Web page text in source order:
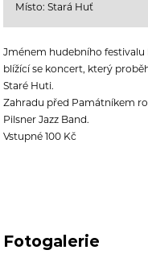
Místo: Stará Huť
Jménem hudebního festivalu
blížící se koncert, který
Staré Huti.
Zahradu před Památníkem
Pilsner Jazz Band.
Vstupné 100 Kč
Fotogalerie